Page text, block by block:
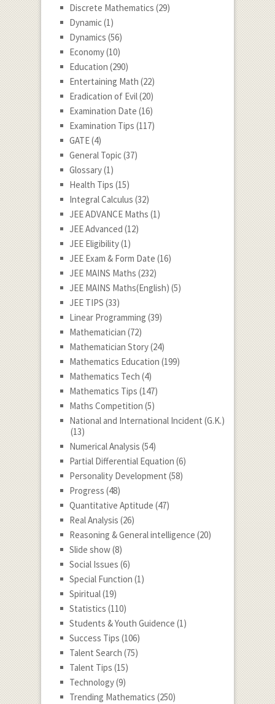
Discrete Mathematics (29)
Dynamic(1)
Dynamics (56)
Economy(10)
Education (290)
Entertaining Math (22)
Eradication of Evil(20)
Examination Date (16)
Examination Tips (117)
GATE(4)
General Topic(37)
Glossary(1)
Health Tips (15)
Integral Calculus (32)
JEE ADVANCE Maths (1)
JEE Advanced (12)
JEE Eligibility(1)
JEE Exam & Form Date (16)
JEE MAINS Maths (232)
JEE MAINS Maths(English) (5)
JEE TIPS (33)
Linear Programming (39)
Mathematician (72)
Mathematician Story(24)
Mathematics Education (199)
Mathematics Tech (4)
Mathematics Tips (147)
Maths Competition (5)
National and International Incident (G.K.)
(13)
Numerical Analysis (54)
Partial Differential Equation (6)
Personality Development (58)
Progress (48)
Quantitative Aptitude (47)
Real Analysis (26)
Reasoning & General intelligence (20)
Slide show(8)
Social Issues (6)
Special Function (1)
Spiritual(19)
Statistics (110)
Students & Youth Guidence (1)
Success Tips (106)
Talent Search (75)
Talent Tips (15)
Technology(9)
Trending Mathematics (250)